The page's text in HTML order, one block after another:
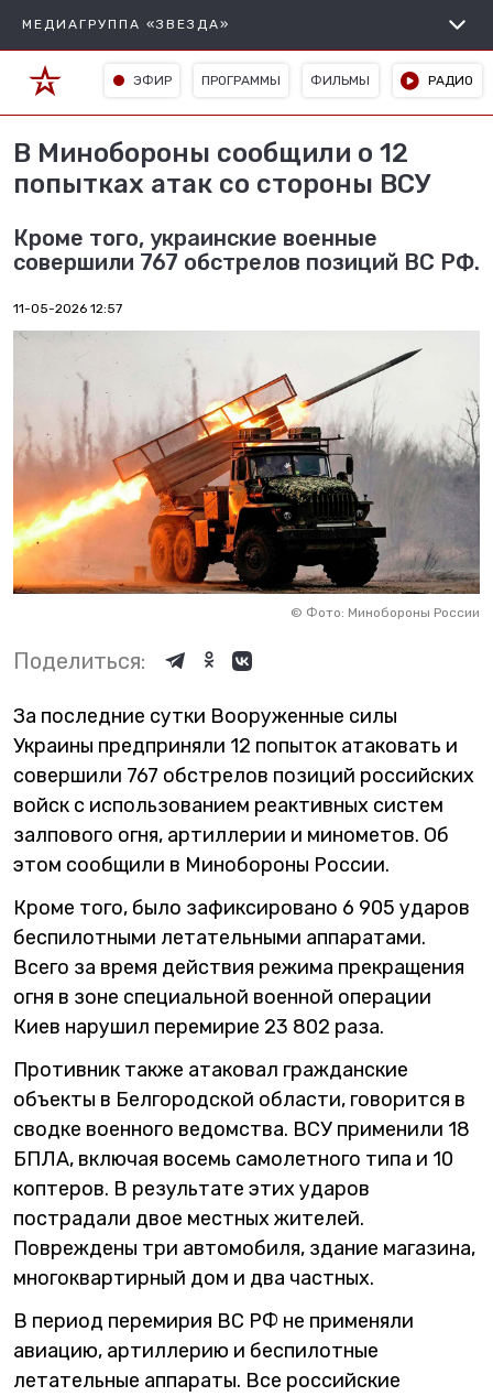
МЕДИАГРУППА «ЗВЕЗДА»
ЭФИР ПРОГРАММЫ ФИЛЬМЫ РАДИО
В Минобороны сообщили о 12
попытках атак со стороны ВСУ
Кроме того, украинские военные
совершили 767 обстрелов позиций ВС РФ.
11-05-2026 12:57
© Фото: Минобороны России
Поделиться:
За последние сутки Вооруженные силы
Украины предприняли 12 попыток атаковать и
совершили 767 обстрелов позиций российских
войск с использованием реактивных систем
залпового огня, артиллерии и минометов. Об
этом сообщили в Минобороны России.
Кроме того, было зафиксировано 6 905 ударов
беспилотными летательными аппаратами.
Всего за время действия режима прекращения
огня в зоне специальной военной операции
Киев нарушил перемирие 23 802 раза.
Противник также атаковал гражданские
объекты в Белгородской области, говорится в
сводке военного ведомства. ВСУ применили 18
БПЛА, включая восемь самолетного типа и 10
коптеров. В результате этих ударов
пострадали двое местных жителей.
Повреждены три автомобиля, здание магазина,
многоквартирный дом и два частных.
В период перемирия ВС РФ не применяли
авиацию, артиллерию и беспилотные
летательные аппараты. Все российские